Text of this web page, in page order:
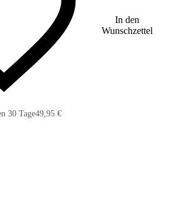
In den
Wunschzettel
30 Tage49,95 €